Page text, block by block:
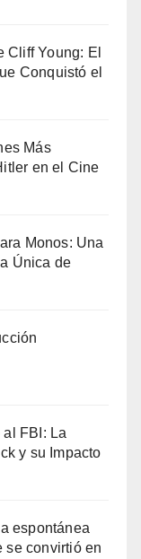
Cliff Young: El
Conquistó el
Más
en el Cine
Monos: Una
Única de
FBI: La
y su Impacto
espontánea
se convirtió en